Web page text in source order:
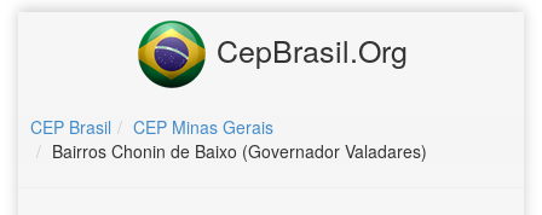
CepBrasil.Org
CEP Brasil
CEP Minas Gerais
Bairros Chonin de Baixo (Governador Valadares)